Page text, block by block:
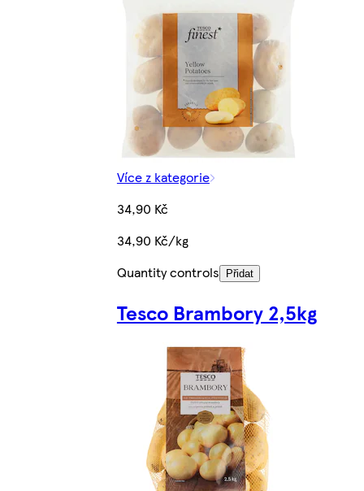
Více z kategorie
34,90 Kč
34,90 Kč/kg
Quantity controls
Přidat
Tesco Brambory 2,5kg